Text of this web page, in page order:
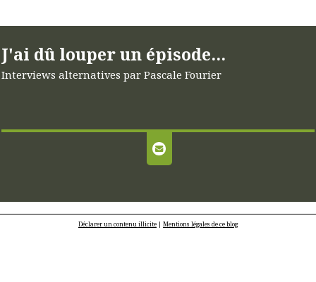
J'ai dû louper un épisode...
Interviews alternatives par Pascale Fourier
Déclarer un contenu illicite | Mentions légales de ce blog